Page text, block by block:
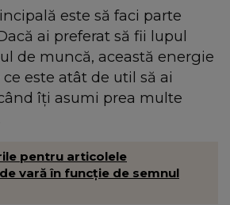
este să faci parte
ai preferat să fii lupul
de muncă, această energie
este atât de util să ai
îți asumi prea multe
pentru articolele
vară în funcție de semnul